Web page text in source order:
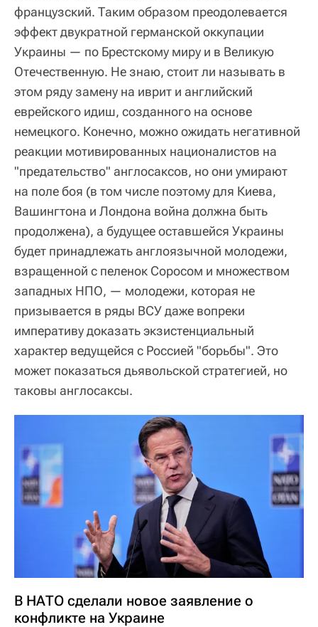
французский. Таким образом преодолевается
эффект двукратной германской оккупации
Украины — по Брестскому миру и в Великую
Отечественную. Не знаю, стоит ли называть в
этом ряду замену на иврит и английский
еврейского идиш, созданного на основе
немецкого. Конечно, можно ожидать негативной
реакции мотивированных националистов на
"предательство" англосаксов, но они умирают
на поле боя (в том числе поэтому для Киева,
Вашингтона и Лондона война должна быть
продолжена), а будущее оставшейся Украины
будет принадлежать англоязычной молодежи,
взращенной с пеленок Соросом и множеством
западных НПО, — молодежи, которая не
призывается в ряды ВСУ даже вопреки
императиву доказать экзистенциальный
характер ведущейся с Россией "борьбы". Это
может показаться дьявольской стратегией, но
таковы англосаксы.
В НАТО сделали новое заявление о
конфликте на Украине